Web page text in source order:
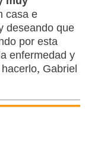
casa e
deseando que
por esta
enfermedad y
Gabriel